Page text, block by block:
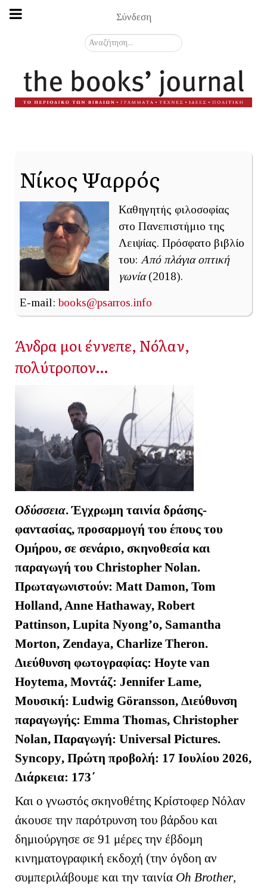
Σύνδεση
Αναζήτηση...
Νίκος Ψαρρός
Καθηγητής φιλοσοφίας
στο Πανεπιστήμιο της
Λειψίας. Πρόσφατο βιβλίο
του: Από πλάγια οπτική
γωνία(2018).
E-mail:books@psarros.info
Άνδρα μοι έννεπε, Νόλαν,
πολύτροπον…
Οδύσσεια. Έγχρωμη ταινία δράσης-
φαντασίας, προσαρμογή του έπους του
Ομήρου, σε σενάριο, σκηνοθεσία και
παραγωγή του Christopher Nolan.
Πρωταγωνιστούν: Matt Damon, Tom
Holland, Anne Hathaway, Robert
Pattinson, Lupita Nyong’o, Samantha
Morton, Zendaya, Charlize Theron.
Διεύθυνση φωτογραφίας: Hoyte van
Hoytema, Μοντάζ: Jennifer Lame,
Μουσική: Ludwig Göransson, Διεύθυνση
παραγωγής: Emma Thomas, Christopher
Nolan, Παραγωγή: Universal Pictures.
Syncopy, Πρώτη προβολή: 17 Ιουλίου 2026,
Διάρκεια: 173΄
Και ο γνωστός σκηνοθέτης Κρίστοφερ Νόλαν
άκουσε την παρότρυνση του βάρδου και
δημιούργησε σε 91 μέρες την έβδομη
κινηματογραφική εκδοχή (την όγδοη αν
συμπεριλάβουμε και την ταινία Oh Brother,